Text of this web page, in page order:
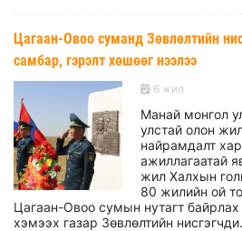
Цагаан-Овоо суманд Зөвлөлтийн
самбар, гэрэлт хөшөөг нээлээ
6 жил
Манай монгол
улстай олон
найрамдалт
ажиллагаатай
жил Халхын
80 жилийн ой
Цагаан-Овоо сумын нутагт
хэмээх газар Зөвлөлтийн